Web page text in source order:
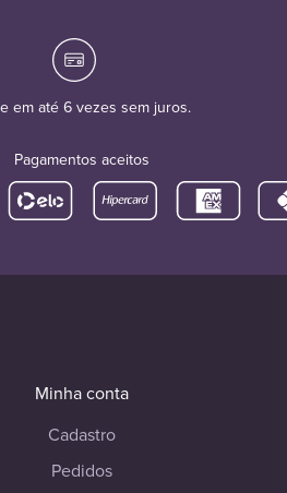
em até 6 vezes sem juros.
Pagamentos aceitos
Minha conta
Cadastro
Pedidos